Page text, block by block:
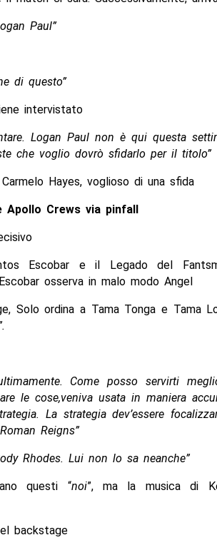
Paul”
di questo”
intervistato
Logan Paul non è qui questa
che voglio dovrò sfidarlo per il titolo”
Hayes, voglioso di una sfida
Apollo Crews via pinfall
Escobar e il Legado del
osserva in malo modo Angel
Solo ordina a Tama Tonga e Tama
Come posso servirti
le cose,veniva usata in maniera
La strategia dev’essere
Reigns”
Rhodes. Lui non lo sa neanche”
questi “noi”, ma la musica di
backstage